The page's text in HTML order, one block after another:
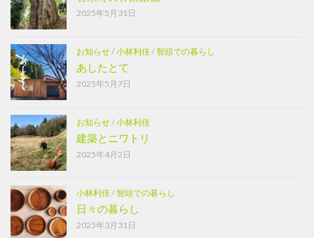
2025年5月31日
お知らせ/小林利佳/智頭での暮らし
あしたとて
2025年5月7日
お知らせ/小林利佳
建築とニワトリ
2025年4月2日
小林利佳/智頭での暮らし
日々の暮らし
2025年3月31日